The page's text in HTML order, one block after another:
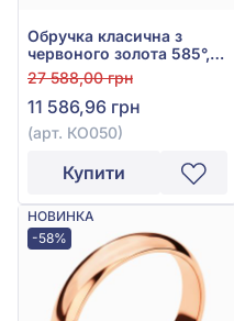
Обручка класична з
червоного золота 585°,
арт. КО050
27 588,00 грн
11 586,96 грн
(арт. КО050)
Купити
НОВИНКА
-58%